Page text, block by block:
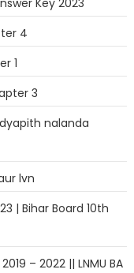
Key 2023
4
1
3
nalanda
lvn
| Bihar Board 10th
– 2022 || LNMU BA